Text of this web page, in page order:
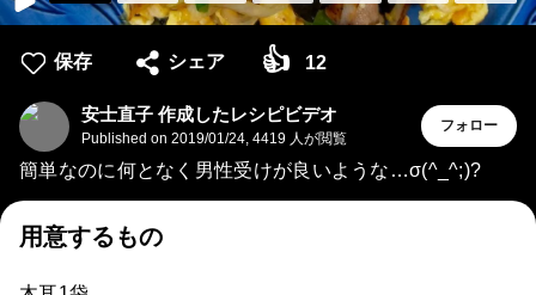
保存 シェア 👍 12
安士直子 作成したレシピビデオ
Published on 2019/01/24, 4419 人が閲覧
フォロー
簡単なのに何となく男性受けが良いような…σ(^_^;)?
用意するもの